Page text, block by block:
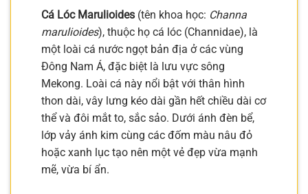
Cá Lóc Marulioides (tên khoa học: Channa
marulioides), thuộc họ cá lóc (Channidae), là
một loài cá nước ngọt bản địa ở các vùng
Đông Nam Á, đặc biệt là lưu vực sông
Mekong. Loài cá này nổi bật với thân hình
thon dài, vây lưng kéo dài gần hết chiều dài cơ
thể và đôi mắt to, sắc sảo. Dưới ánh đèn bể,
lớp vảy ánh kim cùng các đốm màu nâu đỏ
hoặc xanh lục tạo nên một vẻ đẹp vừa mạnh
mẽ, vừa bí ẩn.